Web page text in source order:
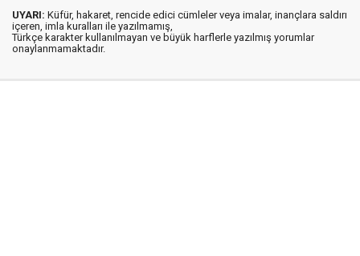
UYARI: Küfür, hakaret, rencide edici cümleler veya imalar, inançlara saldırı
içeren, imla kuralları ile yazılmamış,
Türkçe karakter kullanılmayan ve büyük harflerle yazılmış yorumlar
onaylanmamaktadır.